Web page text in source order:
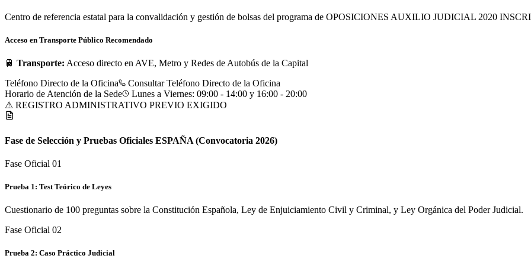
Centro de referencia estatal para la convalidación y gestión de bolsas del programa de OPOSICIONES AUXILIO JUDICIAL 2020
Acceso en Transporte Público Recomendado
🚆 Transporte: Acceso directo en AVE, Metro y Redes de Autobús de la Capital
Teléfono Directo de la Oficina
Consultar Teléfono Directo de la Oficina
Horario de Atención de la Sede
Lunes a Viernes: 09:00 - 14:00 y 16:00 - 20:00
⚠ REGISTRO ADMINISTRATIVO PREVIO EXIGIDO
Fase de Selección y Pruebas Oficiales ESPAÑA (Convocatoria 2026)
Fase Oficial 01
Prueba 1: Test Teórico de Leyes
Cuestionario de 100 preguntas sobre la Constitución Española, Ley de Enjuiciamiento Civil y Criminal, y Ley Orgánica del Poder Judicial.
Fase Oficial 02
Prueba 2: Caso Práctico Judicial